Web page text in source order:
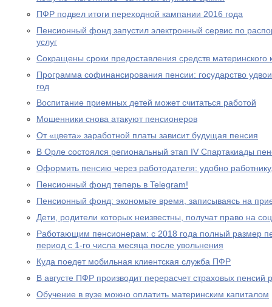
ПФР подвел итоги переходной кампании 2016 года
Пенсионный фонд запустил электронный сервис по
услуг
Сокращены сроки предоставления средств материнского
Программа софинансирования пенсии: государство
год
Воспитание приемных детей может считаться работой
Мошенники снова атакуют пенсионеров
От «цвета» заработной платы зависит будущая пенсия
В Орле состоялся региональный этап IV Спартакиады
Оформить пенсию через работодателя: удобно
Пенсионный фонд теперь в Telegram!
Пенсионный фонд: экономьте время, записываясь на
Дети, родители которых неизвестны, получат право на
Работающим пенсионерам: с 2018 года полный размер
период с 1-го числа месяца после увольнения
Куда поедет мобильная клиентская служба ПФР
В августе ПФР производит перерасчет страховых
Обучение в вузе можно оплатить материнским капиталом